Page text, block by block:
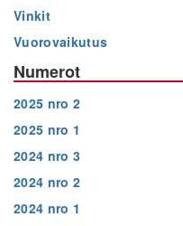
Vinkit
Vuorovaikutus
Numerot
2025 nro 2
2025 nro 1
2024 nro 3
2024 nro 2
2024 nro 1